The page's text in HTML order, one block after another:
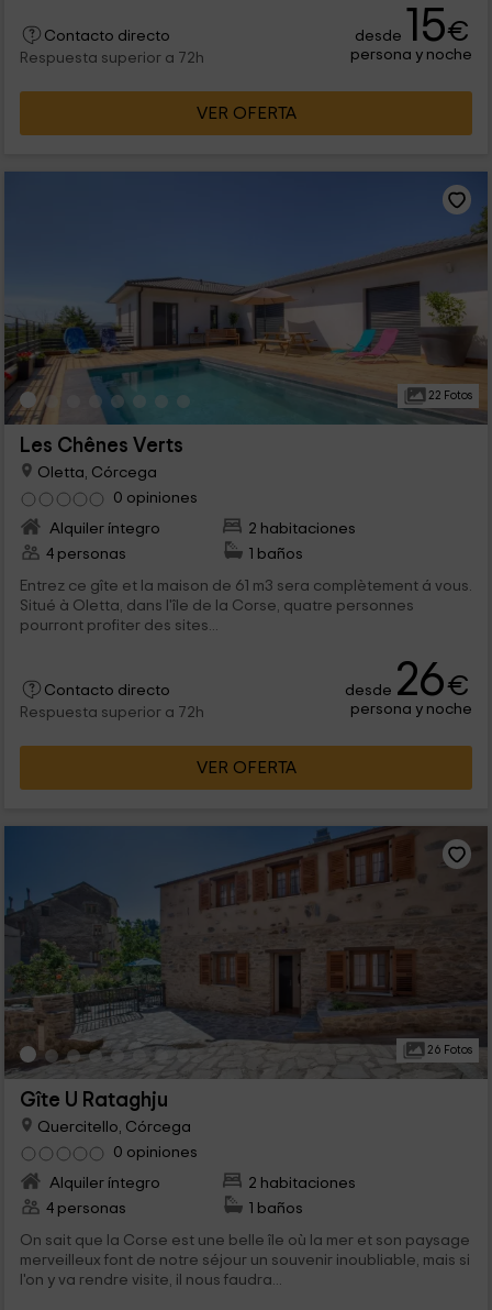
Contacto directo
Respuesta superior a 72h
desde 15€
persona y noche
VER OFERTA
22 Fotos
Les Chênes Verts
Oletta, Córcega
0 opiniones
Alquiler íntegro
2 habitaciones
4 personas
1 baños
Entrez ce gîte et la maison de 61 m3 sera complètement á vous.
Situé à Oletta, dans l'île de la Corse, quatre personnes
pourront profiter des sites...
Contacto directo
Respuesta superior a 72h
desde 26€
persona y noche
VER OFERTA
26 Fotos
Gîte U Rataghju
Quercitello, Córcega
0 opiniones
Alquiler íntegro
2 habitaciones
4 personas
1 baños
On sait que la Corse est une belle île où la mer et son paysage
merveilleux font de notre séjour un souvenir inoubliable, mais si
l'on y va rendre visite, il nous faudra...